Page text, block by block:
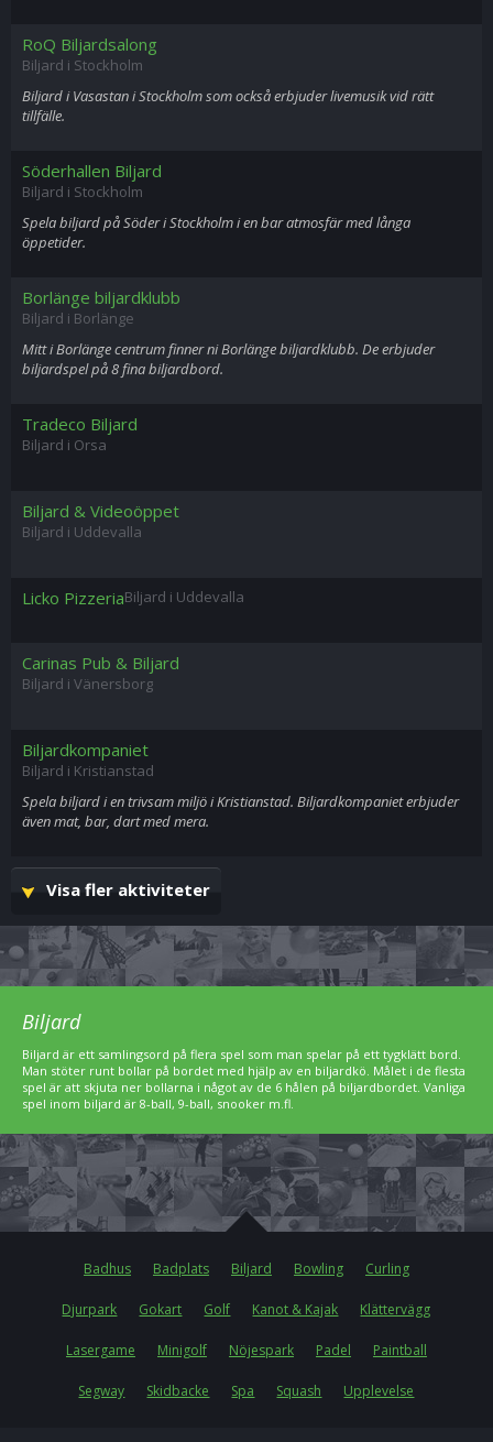
RoQ Biljardsalong
Biljard i Stockholm
Biljard i Vasastan i Stockholm som också erbjuder livemusik vid rätt
tillfälle.
Söderhallen Biljard
Biljard i Stockholm
Spela biljard på Söder i Stockholm i en bar atmosfär med långa
öppetider.
Borlänge biljardklubb
Biljard i Borlänge
Mitt i Borlänge centrum finner ni Borlänge biljardklubb. De erbjuder
biljardspel på 8 fina biljardbord.
Tradeco Biljard
Biljard i Orsa
Biljard & Videoöppet
Biljard i Uddevalla
Licko PizzeriaBiljard i Uddevalla
Carinas Pub & Biljard
Biljard i Vänersborg
Biljardkompaniet
Biljard i Kristianstad
Spela biljard i en trivsam miljö i Kristianstad. Biljardkompaniet erbjuder
även mat, bar, dart med mera.
Visa fler aktiviteter
Biljard
Biljard är ett samlingsord på flera spel som man spelar på ett tygklätt bord.
Man stöter runt bollar på bordet med hjälp av en biljardkö. Målet i de flesta
spel är att skjuta ner bollarna i något av de 6 hålen på biljardbordet. Vanliga
spel inom biljard är 8-ball, 9-ball, snooker m.fl.
Badhus Badplats Biljard Bowling Curling
Djurpark Gokart Golf Kanot & Kajak Klättervägg
Lasergame Minigolf Nöjespark Padel Paintball
Segway Skidbacke Spa Squash Upplevelse